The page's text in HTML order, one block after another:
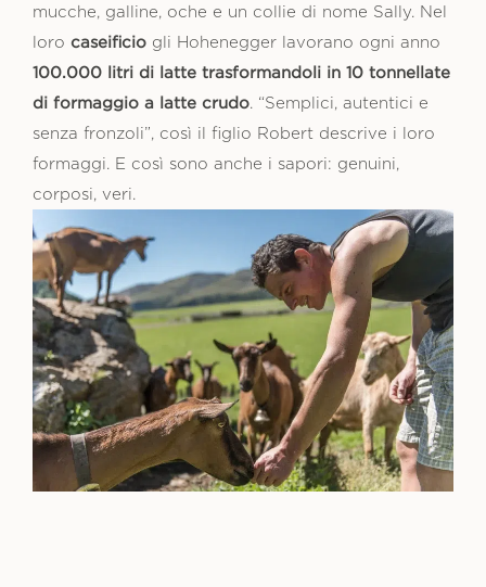
mucche, galline, oche e un collie di nome Sally. Nel
loro caseificiogli Hohenegger lavorano ogni anno
100.000 litri di latte trasformandoli in 10 tonnellate
di formaggio a latte crudo. “Semplici, autentici e
senza fronzoli”, così il figlio Robert descrive i loro
formaggi. E così sono anche i sapori: genuini,
corposi, veri.